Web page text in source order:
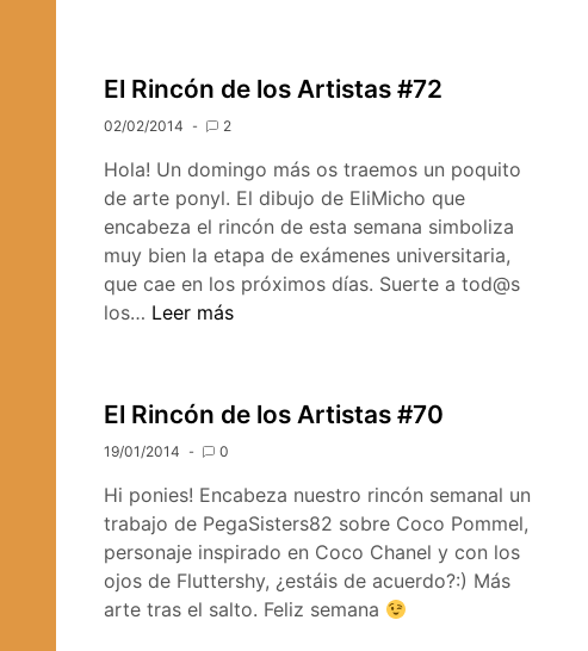
El Rincón de los Artistas #72
02/02/2014 2
Hola! Un domingo más os traemos un poquito
de arte ponyl. El dibujo de EliMicho que
encabeza el rincón de esta semana simboliza
muy bien la etapa de exámenes universitaria,
que cae en los próximos días. Suerte a tod@s
los… El
Artistas
#72
Leer más
El Rincón de los Artistas #70
19/01/2014 0
Hi ponies! Encabeza nuestro rincón semanal un
trabajo de PegaSisters82 sobre Coco Pommel,
personaje inspirado en Coco Chanel y con los
ojos de Fluttershy, ¿estáis de acuerdo?:) Más
arte tras el salto. Feliz semana